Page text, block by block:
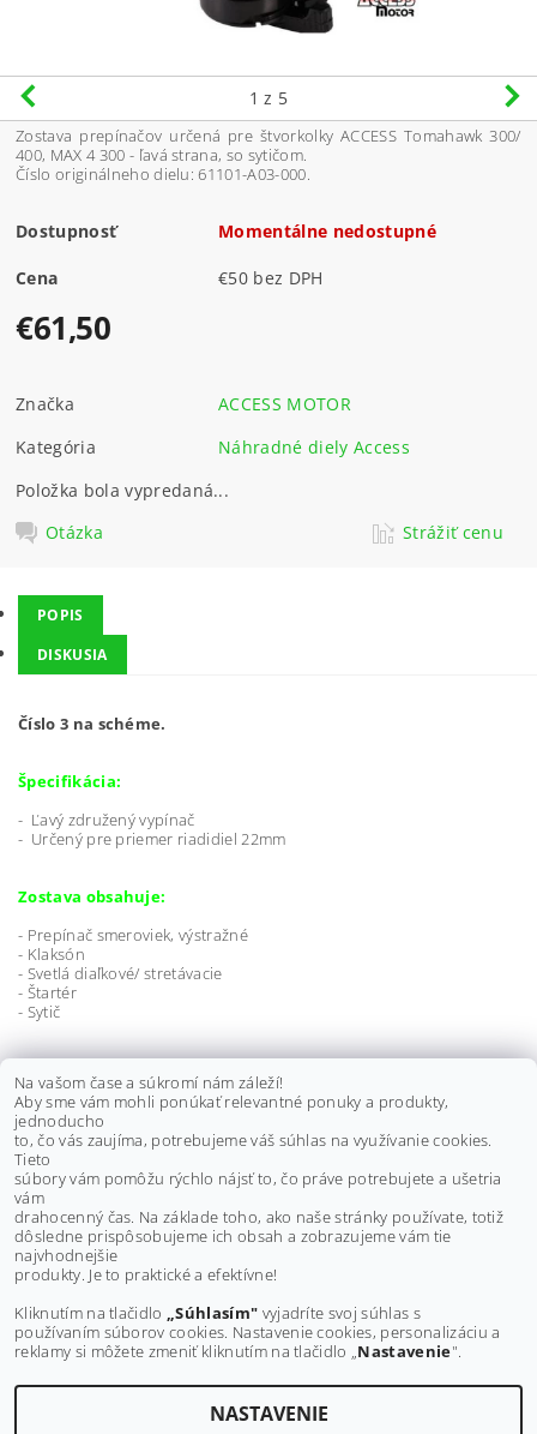
1 z 5
Zostava prepínačov určená pre štvorkolky ACCESS Tomahawk 300/
400, MAX 4 300 - ľavá strana, so sytičom.
Číslo originálneho dielu: 61101-A03-000.
Dostupnosť Momentálne nedostupné
Cena €50 bez DPH
€61,50
Značka
ACCESS MOTOR
Kategória
Náhradné diely Access
Položka bola vypredaná...
Otázka
Strážiť cenu
POPIS
DISKUSIA
Číslo 3 na schéme.
Špecifikácia:
- Ľavý združený vypínač
- Určený pre priemer riadidiel 22mm
Zostava obsahuje:
- Prepínač smeroviek, výstražné
- Klaksón
- Svetlá diaľkové/ stretávacie
- Štartér
- Sytič
Tomahawk 300
Tomahawk 400
MAX 4 300
Výrobca:
Buďte prvý, kto napíše príspevok k tejto položke.
Na vašom čase a súkromí nám záleží!
Aby sme vám mohli ponúkať relevantné ponuky a produkty,
jednoducho
to, čo vás zaujíma, potrebujeme váš súhlas na využívanie cookies.
Tieto
súbory vám pomôžu rýchlo nájsť to, čo práve potrebujete a ušetria
vám
drahocenný čas. Na základe toho, ako naše stránky používate, totiž
dôsledne prispôsobujeme ich obsah a zobrazujeme vám tie
najvhodnejšie
produkty. Je to praktické a efektívne!
Kliknutím na tlačidlo „Súhlasím" vyjadríte svoj súhlas s
používaním súborov cookies. Nastavenie cookies, personalizáciu a
reklamy si môžete zmeniť kliknutím na tlačidlo „Nastavenie".
NASTAVENIE